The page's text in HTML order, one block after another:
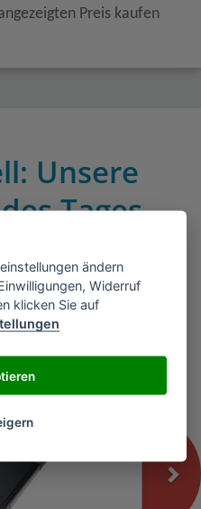
Preis kaufen
Unsere
Tages
Laufband
ändern
Widerruf
klicken Sie auf